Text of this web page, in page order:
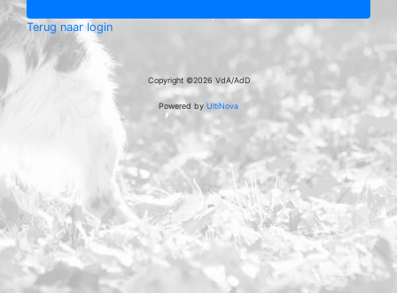
Terug naar login
Copyright ©2026 VdA/AdD
Powered by UltiNova